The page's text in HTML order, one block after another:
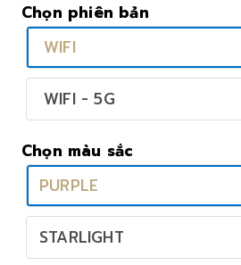
Chọn phiên bản
WIFI
WIFI - 5G
Chọn màu sắc
PURPLE
STARLIGHT